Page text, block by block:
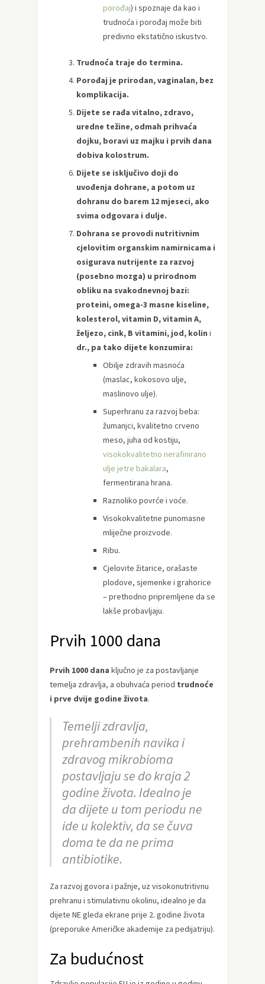
porođaj) i spoznaje da kao i
trudnoća i porođaj može biti
predivno ekstatično iskustvo.
Trudnoća traje do termina.
Porođaj je prirodan, vaginalan, bez
komplikacija.
Dijete se rađa vitalno, zdravo,
uredne težine, odmah prihvaća
dojku, boravi uz majku i prvih dana
dobiva kolostrum.
Dijete se isključivo doji do
uvođenja dohrane, a potom uz
dohranu do barem 12 mjeseci, ako
svima odgovara i dulje.
Dohrana se provodi nutritivnim
cjelovitim organskim namirnicama i
osigurava nutrijente za razvoj
(posebno mozga) u prirodnom
obliku na svakodnevnoj bazi:
proteini, omega-3 masne kiseline,
kolesterol, vitamin D, vitamin A,
željezo, cink, B vitamini, jod, kolin i
dr., pa tako dijete konzumira:
Obilje zdravih masnoća
(maslac, kokosovo ulje,
maslinovo ulje).
Superhranu za razvoj beba:
žumanjci, kvalitetno crveno
meso, juha od kostiju,
visokokvalitetno nerafinirano
ulje jetre bakalara,
fermentirana hrana.
Raznoliko povrće i voće.
Visokokvalitetne punomasne
mliječne proizvode.
Ribu.
Cjelovite žitarice, orašaste
plodove, sjemenke i grahorice
– prethodno pripremljene da se
lakše probavljaju.
Prvih 1000 dana
Prvih 1000 dana ključno je za postavljanje
temelja zdravlja, a obuhvaća period trudnoće
i prve dvije godine života.
Temelji zdravlja,
prehrambenih navika i
zdravog mikrobioma
postavljaju se do kraja 2
godine života. Idealno je
da dijete u tom periodu ne
ide u kolektiv, da se čuva
doma te da ne prima
antibiotike.
Za razvoj govora i pažnje, uz visokonutritivnu
prehranu i stimulativnu okolinu, idealno je da
dijete NE gleda ekrane prije 2. godine života
(preporuke Američke akademije za pedijatriju).
Za budućnost